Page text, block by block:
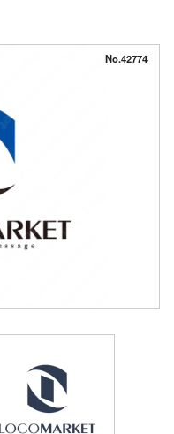
No.42774